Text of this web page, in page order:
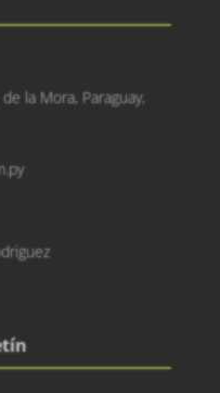
la Mora, Paraguay,